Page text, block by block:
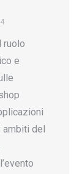
ruolo
e
ambiti del